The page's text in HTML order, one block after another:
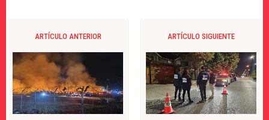
ARTÍCULO ANTERIOR ARTÍCULO SIGUIENTE